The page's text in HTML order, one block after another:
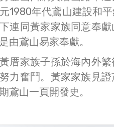
1980年代鳶山建設和
連同黃家家族同意奉
由鳶山易家奉獻。
厝家族子孫於海內外
力奮鬥。黃家家族見
鳶山一頁開發史。